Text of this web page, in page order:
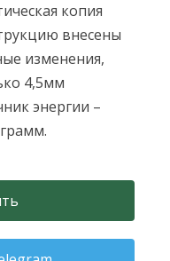
копия
внесены
изменения,
4,5мм
энергии –